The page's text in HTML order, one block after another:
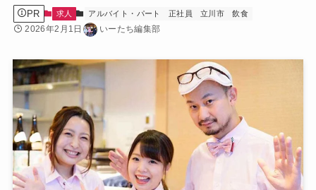
PR 求人 アルバイト・パート 正社員 立川市 飲食
2026年2月1日 いーたち編集部